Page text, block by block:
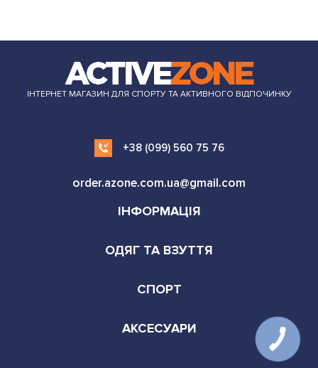
ІНТЕРНЕТ МАГАЗИН ДЛЯ СПОРТУ ТА АКТИВНОГО ВІДПОЧИНКУ
+38 (099) 560 75 76
order.azone.com.ua@gmail.com
ІНФОРМАЦІЯ
ОДЯГ ТА ВЗУТТЯ
СПОРТ
АКСЕСУАРИ